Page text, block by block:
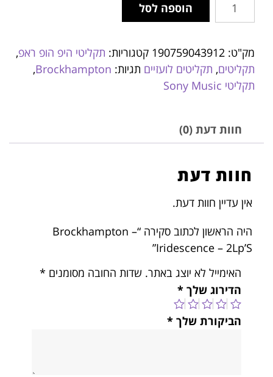
הוספה לסל
מק"ט: 190759043912 קטגוריות: תקליטי היפ הופ ראפ,
תקליטים, תקליטים לועזיים תגיות: Brockhampton
,
תקליטי Sony Music
חוות דעת (0)
חוות דעת
אין עדיין חוות דעת.
היה הראשון לכתוב סקירה “Brockhampton –
Iridescence – 2Lp’S”
האימייל לא יוצג באתר. שדות החובה מסומנים *
הדירוג שלך *
הביקורת שלך *